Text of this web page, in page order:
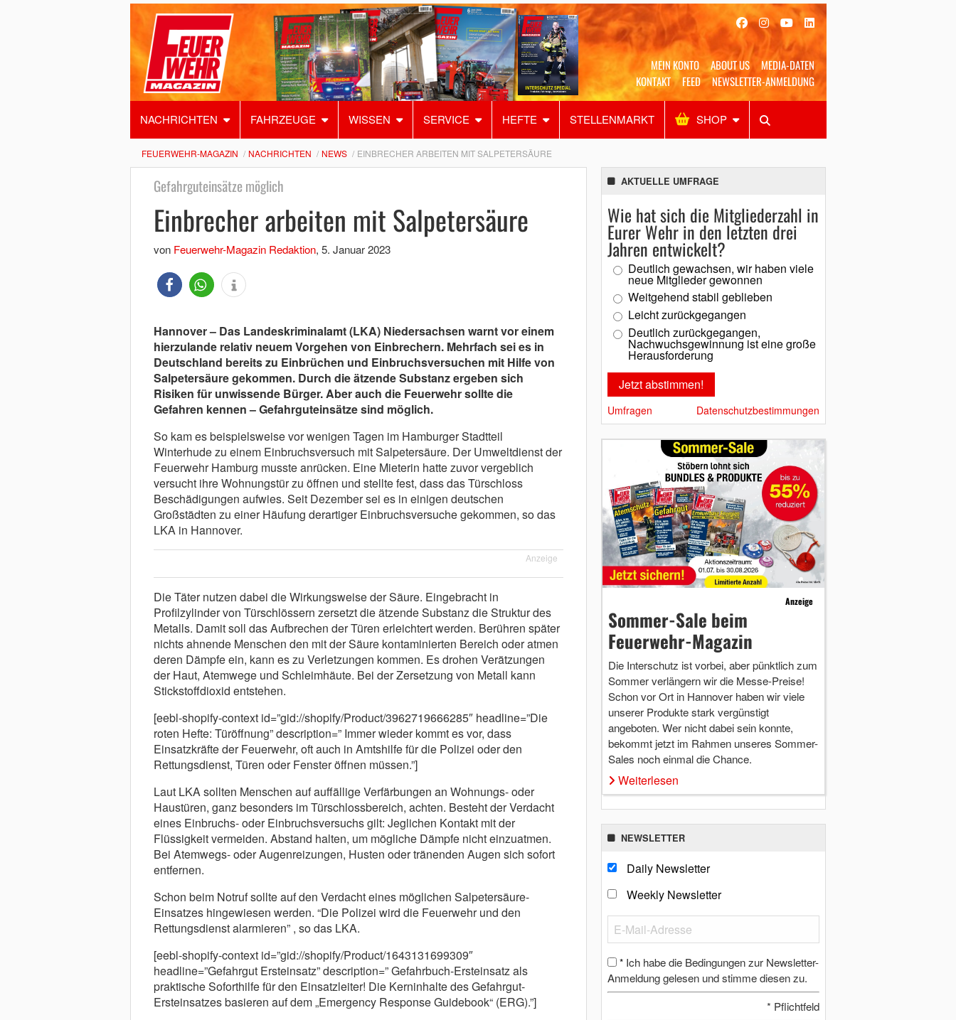
MEIN KONTO ABOUT US
MEDIA-DATEN
KONTAKT
FEED NEWSLETTER-ANMELDUNG
NACHRICHTEN FAHRZEUGE WISSEN SERVICE HEFTE STELLENMARKT SHOP
Alles Shop SUCHEN
FEUERWEHR-MAGAZIN NACHRICHTEN NEWS EINBRECHER ARBEITEN MIT SALPETERSÄURE
Gefahrguteinsätze möglich
Einbrecher arbeiten mit Salpetersäure
von Feuerwehr-Magazin Redaktion, 5. Januar 2023
Hannover – Das Landeskriminalamt (LKA) Niedersachsen warnt vor einem
hierzulande relativ neuem Vorgehen von Einbrechern. Mehrfach sei es in
Deutschland bereits zu Einbrüchen und Einbruchsversuchen mit Hilfe von
Salpetersäure gekommen. Durch die ätzende Substanz ergeben sich
Risiken für unwissende Bürger. Aber auch die Feuerwehr sollte die
Gefahren kennen –Gefahrguteinsätze sind möglich.
So kam es beispielsweise vor wenigen Tagen im Hamburger Stadtteil
Winterhude zu einem Einbruchsversuch mit Salpetersäure. Der Umweltdienst der
Feuerwehr Hamburg musste anrücken. Eine Mieterin hatte zuvor vergeblich
versucht ihre Wohnungstür zu öffnen und stellte fest, dass das Türschloss
Beschädigungen aufwies. Seit Dezember sei es in einigen deutschen
Großstädten zu einer Häufung derartiger Einbruchsversuche gekommen, so das
LKA in Hannover.
Anzeige
Die Täter nutzen dabei die Wirkungsweise der Säure. Eingebracht in
Profilzylinder von Türschlössern zersetzt die ätzende Substanz die Struktur des
Metalls. Damit soll das Aufbrechen der Türen erleichtert werden. Berühren später
nichts ahnende Menschen den mit der Säure kontaminierten Bereich oder atmen
deren Dämpfe ein, kann es zu Verletzungen kommen. Es drohen Verätzungen
der Haut, Atemwege und Schleimhäute. Bei der Zersetzung von Metall kann
Stickstoffdioxid entstehen.
[eebl-shopify-context id=”gid://shopify/Product/3962719666285″ headline=”Die
roten Hefte: Türöffnung” description=” Immer wieder kommt es vor, dass
Einsatzkräfte der Feuerwehr, oft auch in Amtshilfe für die Polizei oder den
Rettungsdienst, Türen oder Fenster öffnen müssen.”]
Laut LKA sollten Menschen auf auffällige Verfärbungen an Wohnungs- oder
Haustüren, ganz besonders im Türschlossbereich, achten. Besteht der Verdacht
eines Einbruchs- oder Einbruchsversuchs gilt: Jeglichen Kontakt mit der
Flüssigkeit vermeiden. Abstand halten, um mögliche Dämpfe nicht einzuatmen.
Bei Atemwegs- oder Augenreizungen, Husten oder tränenden Augen sich sofort
entfernen.
Schon beim Notruf sollte auf den Verdacht eines möglichen Salpetersäure-
Einsatzes hingewiesen werden. “Die Polizei wird die Feuerwehr und den
Rettungsdienst alarmieren” , so das LKA.
[eebl-shopify-context id=”gid://shopify/Product/1643131699309″
headline=”Gefahrgut Ersteinsatz” description=” Gefahrbuch-Ersteinsatz als
praktische Soforthilfe für den Einsatzleiter! Die Kerninhalte des Gefahrgut-
Ersteinsatzes basieren auf dem „Emergency Response Guidebook“ (ERG).”]
AKTUELLE UMFRAGE
Wie hat sich die Mitgliederzahl in
Eurer Wehr in den letzten drei
Jahren entwickelt?
Deutlich gewachsen, wir haben viele
neue Mitglieder gewonnen
Weitgehend stabil geblieben
Leicht zurückgegangen
Deutlich zurückgegangen,
Nachwuchsgewinnung ist eine große
Herausforderung
Umfragen Datenschutzbestimmungen
Anzeige
Sommer-Sale beim
Feuerwehr-Magazin
Die Interschutz ist vorbei, aber pünktlich zum
Sommer verlängern wir die Messe-Preise!
Schon vor Ort in Hannover haben wir viele
unserer Produkte stark vergünstigt
angeboten. Wer nicht dabei sein konnte,
bekommt jetzt im Rahmen unseres Sommer-
Sales noch einmal die Chance.
Weiterlesen
NEWSLETTER
Daily Newsletter
Weekly Newsletter
* Ich habe die Bedingungen zur Newsletter-
Anmeldung gelesen und stimme diesen zu.
* Pflichtfeld